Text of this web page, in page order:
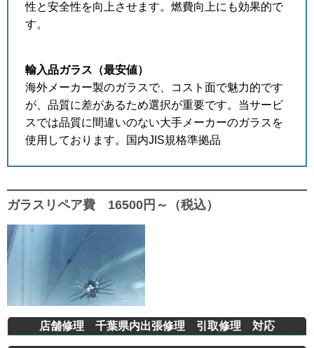
性と安全性を向上させます。燃費向上にも効果的で
す。
輸入品ガラス（最安値）
海外メーカー製のガラスで、コスト面で魅力的です
が、品質に差があるため選択が重要です。当サービ
スでは品質に間違いのない大手メーカーのガラスを
使用しております。国内JIS規格準拠品
ガラスリペア費 16500円～（税込）
店舗修理 千葉県内出張修理 引取修理 対応